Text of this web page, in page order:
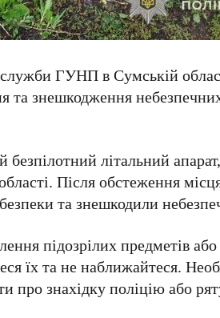
ГУНП в Сумській
знешкодження
літальний
Після обстеження
та знешкодили
підозрілих предметів
їх та не наближайтеся.
про знахідку поліцію або